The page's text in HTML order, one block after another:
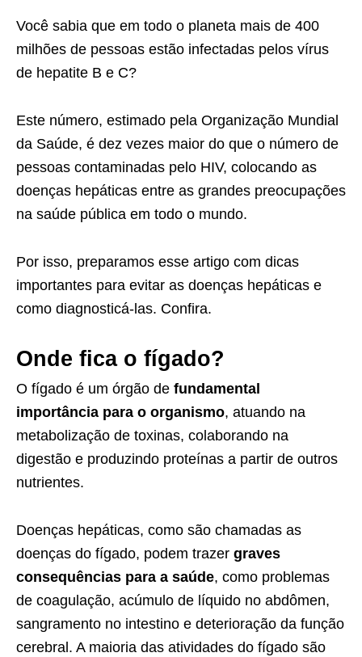
Você sabia que em todo o planeta mais de 400
milhões de pessoas estão infectadas pelos vírus
de hepatite B e C?
Este número, estimado pela Organização Mundial
da Saúde, é dez vezes maior do que o número de
pessoas contaminadas pelo HIV, colocando as
doenças hepáticas entre as grandes preocupações
na saúde pública em todo o mundo.
Por isso, preparamos esse artigo com dicas
importantes para evitar as doenças hepáticas e
como diagnosticá-las. Confira.
Onde fica o fígado?
O fígado é um órgão de fundamental
importância para o organismo, atuando na
metabolização de toxinas, colaborando na
digestão e produzindo proteínas a partir de outros
nutrientes.
Doenças hepáticas, como são chamadas as
doenças do fígado, podem trazer graves
consequências para a saúde, como problemas
de coagulação, acúmulo de líquido no abdômen,
sangramento no intestino e deterioração da função
cerebral. A maioria das atividades do fígado são